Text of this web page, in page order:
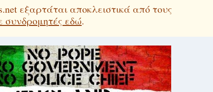
εξαρτάται αποκλειστικά από τους
συνδρομητές εδώ.